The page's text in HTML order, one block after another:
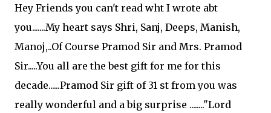
Hey Friends you can't read wht I wrote abt
you.......My heart says Shri, Sanj, Deeps, Manish,
Manoj,..Of Course Pramod Sir and Mrs. Pramod
Sir.....You all are the best gift for me for this
decade......Pramod Sir gift of 31 st from you was
really wonderful and a big surprise ........"Lord